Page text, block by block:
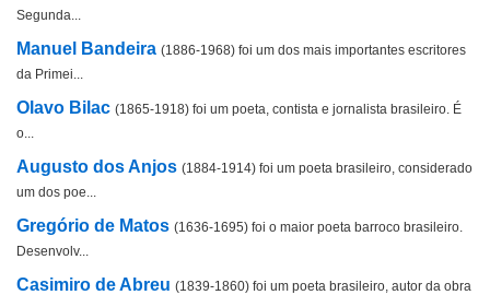
Segunda...
Manuel Bandeira (1886-1968) foi um dos mais importantes escritores
da Primei...
Olavo Bilac (1865-1918) foi um poeta, contista e jornalista brasileiro. É
o...
Augusto dos Anjos (1884-1914) foi um poeta brasileiro, considerado
um dos poe...
Gregório de Matos (1636-1695) foi o maior poeta barroco brasileiro.
Desenvolv...
Casimiro de Abreu (1839-1860) foi um poeta brasileiro, autor da obra